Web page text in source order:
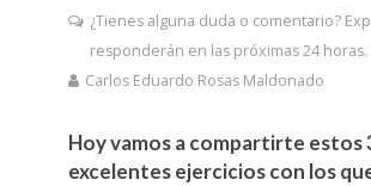
¿Tienes alguna duda o comentario?
responderán en las próximas 24 horas.
Carlos Eduardo Rosas Maldonado
Hoy vamos a compartirte estos
excelentes ejercicios con los